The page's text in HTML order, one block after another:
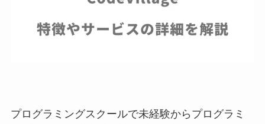
プログラミングスクールで未経験からプログラミ